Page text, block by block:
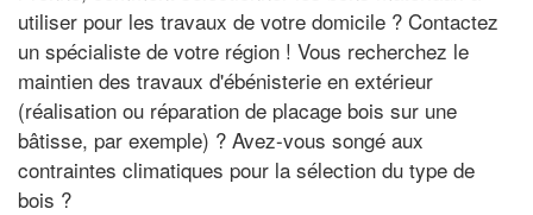
utiliser pour les travaux de votre domicile ? Contactez
un spécialiste de votre région ! Vous recherchez le
maintien des travaux d'ébénisterie en extérieur
(réalisation ou réparation de placage bois sur une
bâtisse, par exemple) ? Avez-vous songé aux
contraintes climatiques pour la sélection du type de
bois ?